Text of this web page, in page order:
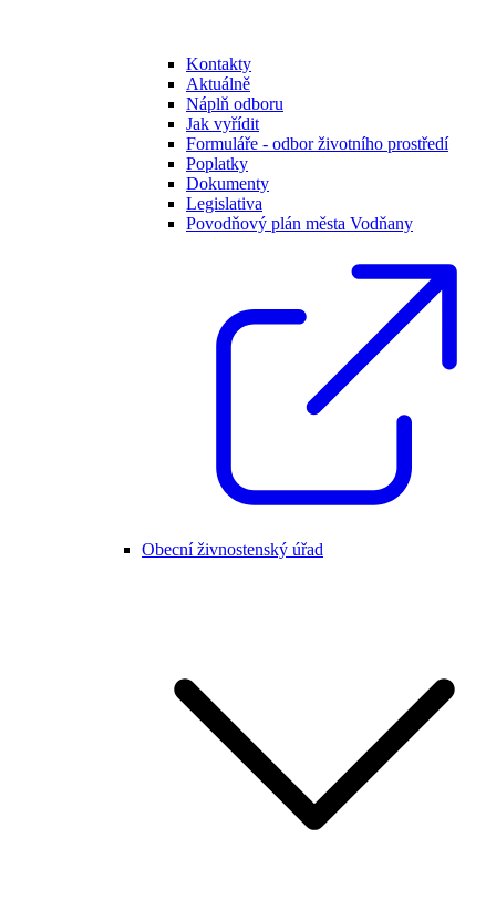
Kontakty
Aktuálně
Náplň odboru
Jak vyřídit
Formuláře - odbor životního prostředí
Poplatky
Dokumenty
Legislativa
Povodňový plán města Vodňany
Obecní živnostenský úřad